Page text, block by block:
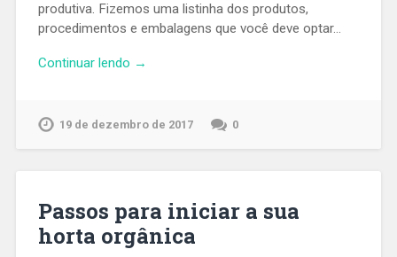
produtiva. Fizemos uma listinha dos produtos,
procedimentos e embalagens que você deve optar…
Continuar lendo →
19 de dezembro de 2017 0
Passos para iniciar a sua
horta orgânica